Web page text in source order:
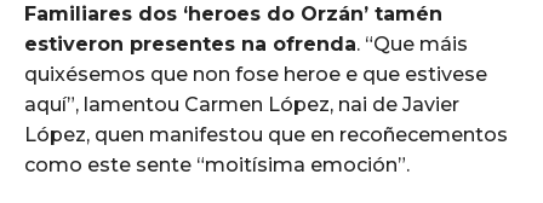
Familiares dos ‘heroes do Orzán’ tamén
estiveron presentes na ofrenda. “Que máis
quixésemos que non fose heroe e que estivese
aquí”, lamentou Carmen López, nai de Javier
López, quen manifestou que en recoñecementos
como este sente “moitísima emoción”.